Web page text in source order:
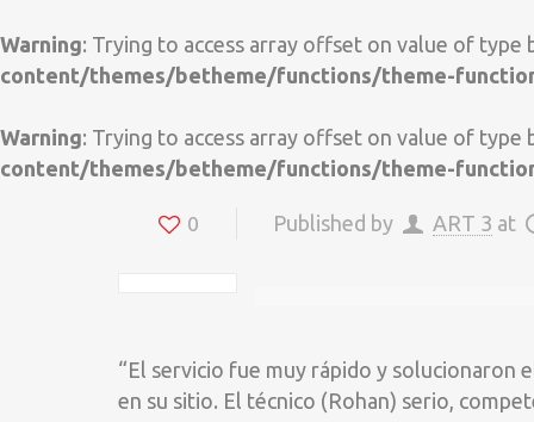
Warning: Trying to access array offset on value of type
content/themes/betheme/functions/theme-
Warning: Trying to access array offset on value of type
content/themes/betheme/functions/theme-
0 Published by ART 3 at
“El servicio fue muy rápido y solucionaron
en su sitio. El técnico (Rohan) serio,